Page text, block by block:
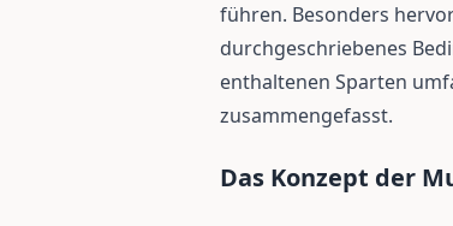
führen. Besonders
durchgeschriebenes
enthaltenen Sparten
zusammengefasst.
Das Konzept der